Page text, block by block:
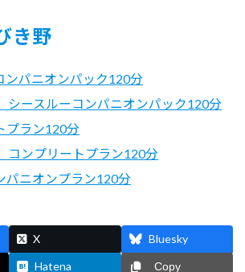
き野
ンパニオンパック120分
シースルーコンパニオンパック120分
プラン120分
コンプリートプラン120分
パニオンプラン120分
X Bluesky
Hatena Copy